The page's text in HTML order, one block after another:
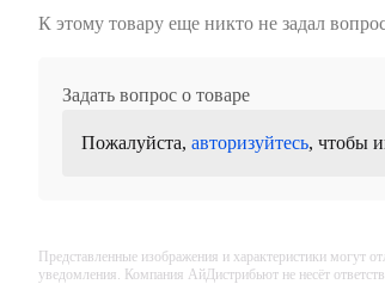
К этому товару еще никто не задал
Задать вопрос о товаре
Пожалуйста, авторизуйтесь, чтобы
Представленные изображения и характеристики могут
уведомления. Компания АйДистрибьют не несёт